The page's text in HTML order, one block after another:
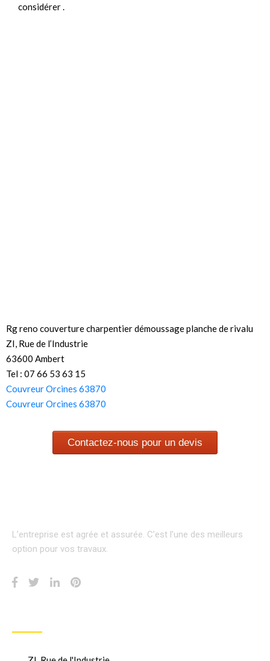
considérer .
Rg reno couverture charpentier démoussage planche de rivalu
ZI, Rue de l’Industrie
63600 Ambert
Tel : 07 66 53 63 15
Couvreur Orcines 63870
Couvreur Orcines 63870
Contactez-nous pour un devis
L’entreprise est agrée et assurée. C’est l’une des meilleurs
option pour vos travaux.